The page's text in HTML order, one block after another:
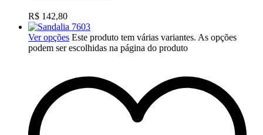
R$ 142,80
Ver opções Este produto tem várias variantes. As opções
podem ser escolhidas na página do produto